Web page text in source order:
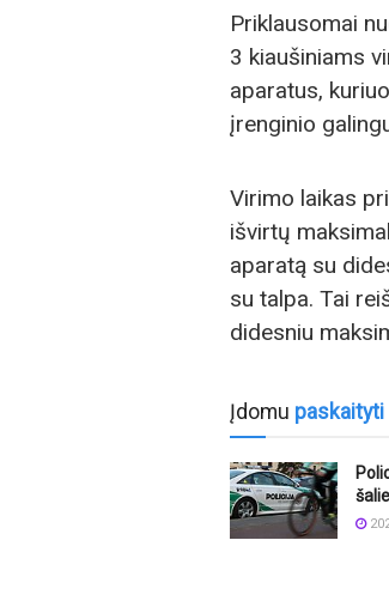
Priklausomai
3 kiaušiniams
aparatus,
įrenginio
Virimo laikas
išvirtų
aparatą su
su talpa. Tai
didesniu
Įdomu paskaityti